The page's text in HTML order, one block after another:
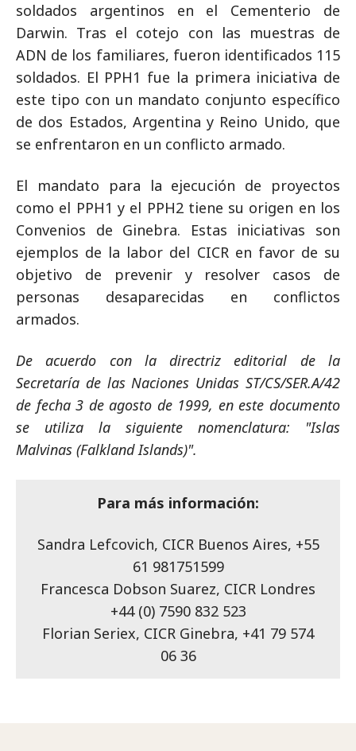
soldados argentinos en el Cementerio de
Darwin. Tras el cotejo con las muestras de
ADN de los familiares, fueron identificados 115
soldados. El PPH1 fue la primera iniciativa de
este tipo con un mandato conjunto específico
de dos Estados, Argentina y Reino Unido, que
se enfrentaron en un conflicto armado.
El mandato para la ejecución de proyectos
como el PPH1 y el PPH2 tiene su origen en los
Convenios de Ginebra. Estas iniciativas son
ejemplos de la labor del CICR en favor de su
objetivo de prevenir y resolver casos de
personas desaparecidas en conflictos
armados.
De acuerdo con la directriz editorial de la
Secretaría de las Naciones Unidas ST/CS/SER.A/42
de fecha 3 de agosto de 1999, en este documento
se utiliza la siguiente nomenclatura: "Islas
Malvinas (Falkland Islands)".
Para más información:
Sandra Lefcovich, CICR Buenos Aires, +55
61 981751599
Francesca Dobson Suarez, CICR Londres
+44 (0) 7590 832 523
Florian Seriex, CICR Ginebra, +41 79 574
06 36